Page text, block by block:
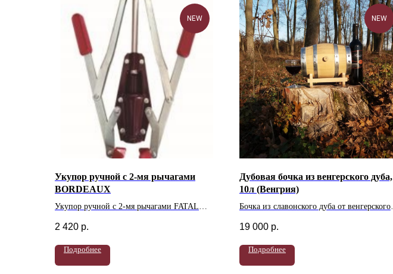
NEW
Укупор ручной с 2-мя рычагами
BORDEAUX
Укупор ручной с 2-мя рычагами FATAL
2 420 р.
Подробнее
NEW
Дубовая бочка из венгерского дуба,
10л (Венгрия)
Бочка из славонского дуба от венгерского
19 000 р.
Подробнее